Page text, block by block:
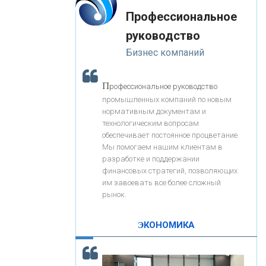
«ЗАПСИБКОМБАНК»
«РОСЕВРОБАНК»
«ПРЕСС-СЛУЖБА ВТБ24»
«АВТОГРАДБАНК»
«ПРОМРЕГИОНБАНК»
ОНАС
КОНТАКТЫ
корость - один из главных трендов в
кредитовании бизнеса - «Интервью»
-- Лучшее, что можно сделать с хорошим советом, это
пропустить его мимо ушей. Он никогда не бывает
полезен никому, кроме того, кто его дал.
-- Люблю давать советы и очень не люблю, когда их
дают мне.
Профессиональное
руководство
Бизнес компаний
Профессиональное руководство
промышленных компаний по новым
нормативным документам и
технологическим вопросам
обеспечивает постоянное процветание.
Мы помогаем нашим клиентам в
разработке и поддержании
финансовых стратегий, позволяющих
им завоевать все более сложный
рынок.
ЭКОНОМИКА